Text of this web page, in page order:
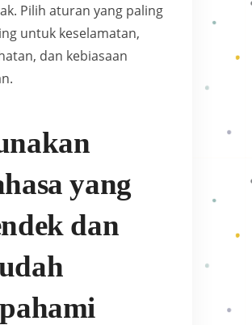
Pilih aturan yang paling
untuk keselamatan,
dan kebiasaan
yang
dan